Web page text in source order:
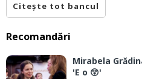
Citește tot bancul
Recomandări
Mirabela
'E o 😲'